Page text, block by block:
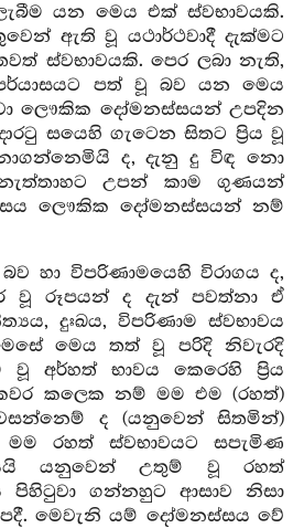
යන මෙය එක් ස්වභාවයකි.
ඇති වූ යථාර්ථවාදී දැක්මට
ස්වභාවයකි. පෙර ලබා නැති,
පත් වූ බව යන මෙය
ලෞකික දෝමනස්සයන් උපදින
සයෙහි ගැටෙන සිතට ප්‍රිය වූ
ද, දැනු දු විඳ නො
උපන් කාම ගුණයන්
සය ලෞකික දෝමනස්සයන් නම්
හා විපරිණාමයෙහි විරාගය ද,
වූ රූපයන් ද දැන් පවත්නා ඒ
දුඃඛය, විපරිණාම ස්වභාවය
මෙය තත් වූ පරිදි නිවැරදි
අර්හත් භාවය කෙරෙහි ප්‍රිය
කලෙක නම් මම එම (රහත්)
ද (යනුවෙන් සිතමින්)
රහත් ස්වභාවයට සපැමිණ
යනුවෙන් උතුම් වූ රහත්
පිහිටුවා ගන්නහුට ආසාව නිසා
මෙවැනි යම් දෝමනස්සය වේ